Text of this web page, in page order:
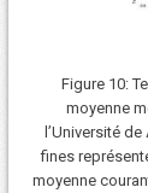
Figure 10:
moyenne
l’Université
fines
moyenne